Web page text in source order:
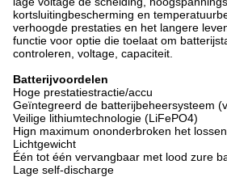
kortsluitingbescherming en
verhoogde prestaties en het langere
functie voor optie die toelaat om
controleren, voltage, capaciteit.
Batterijvoordelen
Hoge prestatiestractie/accu
Geïntegreerd de batterijbeheersysteem
Veilige lithiumtechnologie (LiFePO4)
Hign maximum ononderbroken het
Lichtgewicht
Één tot één vervangbaar met lood zure
Lage self-discharge